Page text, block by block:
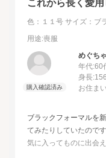
これから長く愛
色：１１号 サイズ：ブ
用途:喪服
めぐち
年代:60
身長:
お住ま
ブラックフォーマルを
てみたりしていたので
気に入ってものに出会